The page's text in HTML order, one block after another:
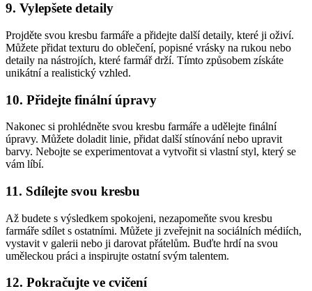
9. Vylepšete detaily
Projděte svou kresbu farmáře a přidejte další detaily, které ji oživí.
Můžete přidat texturu do oblečení, popisné vrásky na rukou nebo
detaily na nástrojích, které farmář drží. Tímto způsobem získáte
unikátní a realistický vzhled.
10. Přidejte finální úpravy
Nakonec si prohlédněte svou kresbu farmáře a udělejte finální
úpravy. Můžete doladit linie, přidat další stínování nebo upravit
barvy. Nebojte se experimentovat a vytvořit si vlastní styl, který se
vám líbí.
11. Sdílejte svou kresbu
Až budete s výsledkem spokojeni, nezapomeňte svou kresbu
farmáře sdílet s ostatními. Můžete ji zveřejnit na sociálních médiích,
vystavit v galerii nebo ji darovat přátelům. Buďte hrdí na svou
uměleckou práci a inspirujte ostatní svým talentem.
12. Pokračujte ve cvičení